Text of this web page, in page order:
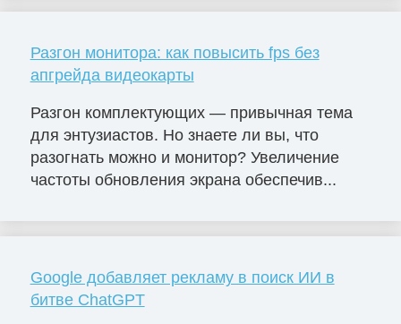
Разгон монитора: как повысить fps без
апгрейда видеокарты
Разгон комплектующих — привычная тема
для энтузиастов. Но знаете ли вы, что
разогнать можно и монитор? Увеличение
частоты обновления экрана обеспечив...
Google добавляет рекламу в поиск ИИ в
битве ChatGPT